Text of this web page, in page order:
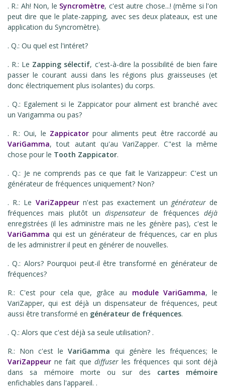
. R.: Ah! Non, le Syncromètre, c'est autre chose...! (même si l'on
peut dire que le plate-zapping, avec ses deux plateaux, est une
application du Syncromètre).
. Q.: Ou quel est l'intéret?
. R.: Le Zapping sélectif, c'est-à-dire la possibilité de bien faire
passer le courant aussi dans les régions plus graisseuses (et
donc électriquement plus isolantes) du corps.
. Q.: Egalement si le Zappicator pour aliment est branché avec
un Varigamma ou pas?
. R.: Oui, le Zappicator pour aliments peut être raccordé au
VariGamma, tout autant qu'au VariZapper. C"est la même
chose pour le Tooth Zappicator.
. Q.: Je ne comprends pas ce que fait le Varizappeur: C'est un
générateur de fréquences uniquement? Non?
. R.: Le VariZappeur n'est pas exactement un générateurde
fréquences mais plutôt undispensateur de fréquencesdéjà
enregistrées (il les administre mais ne les génère pas), c'est le
VariGamma qui est un générateur de fréquences, car en plus
de les administrer il peut en générer de nouvelles.
. Q.: Alors? Pourquoi peut-il être transformé en générateur de
fréquences?
R.: C'est pour cela que, grâce au module VariGamma, le
VariZapper, qui est déjà un dispensateur de fréquences, peut
aussi être transformé en générateur de fréquences.
. Q.: Alors que c'est déjà sa seule utilisation? .
R.: Non c'est leVariGamma qui génère les fréquences; le
VariZappeur ne fait que diffuserles fréquences qui sont déjà
dans sa mémoire morte ou sur des cartes mémoire
enfichables dans l'appareil. .